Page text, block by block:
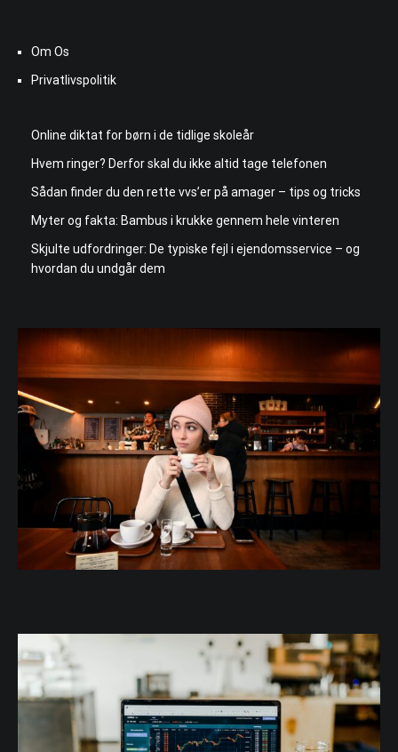
Om Os
Privatlivspolitik
Online diktat for børn i de tidlige skoleår
Hvem ringer? Derfor skal du ikke altid tage telefonen
Sådan finder du den rette vvs’er på amager – tips og tricks
Myter og fakta: Bambus i krukke gennem hele vinteren
Skjulte udfordringer: De typiske fejl i ejendomsservice – og
hvordan du undgår dem